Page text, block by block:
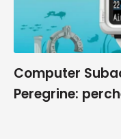
Computer
Peregrine: